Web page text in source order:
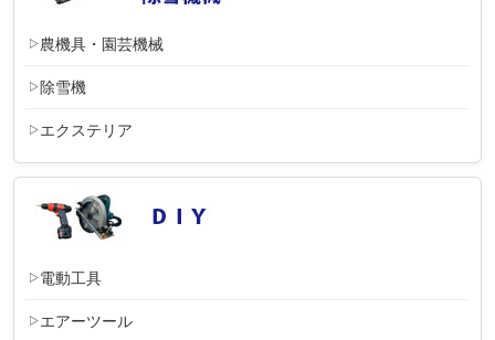
農機具・園芸機械
除雪機
エクステリア
電動工具
エアーツール